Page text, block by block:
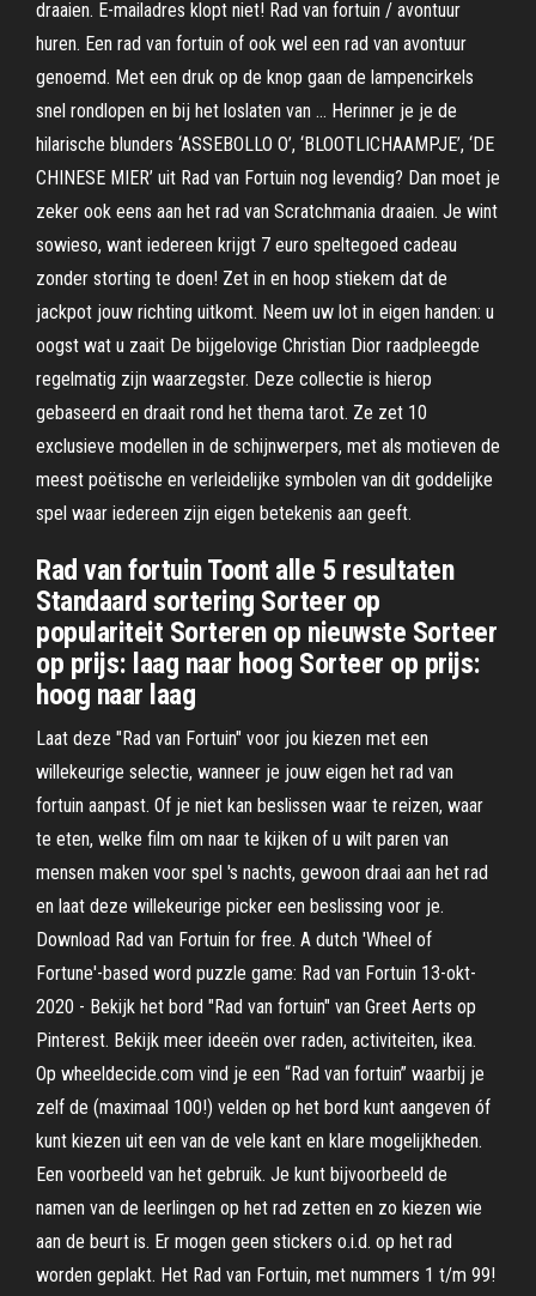
draaien. E-mailadres klopt niet! Rad van fortuin / avontuur
huren. Een rad van fortuin of ook wel een rad van avontuur
genoemd. Met een druk op de knop gaan de lampencirkels
snel rondlopen en bij het loslaten van … Herinner je je de
hilarische blunders ‘ASSEBOLLO O’, ‘BLOOTLICHAAMPJE’, ‘DE
CHINESE MIER’ uit Rad van Fortuin nog levendig? Dan moet je
zeker ook eens aan het rad van Scratchmania draaien. Je wint
sowieso, want iedereen krijgt 7 euro speltegoed cadeau
zonder storting te doen! Zet in en hoop stiekem dat de
jackpot jouw richting uitkomt. Neem uw lot in eigen handen: u
oogst wat u zaait De bijgelovige Christian Dior raadpleegde
regelmatig zijn waarzegster. Deze collectie is hierop
gebaseerd en draait rond het thema tarot. Ze zet 10
exclusieve modellen in de schijnwerpers, met als motieven de
meest poëtische en verleidelijke symbolen van dit goddelijke
spel waar iedereen zijn eigen betekenis aan geeft.
Rad van fortuin Toont alle 5 resultaten
Standaard sortering Sorteer op
populariteit Sorteren op nieuwste Sorteer
op prijs: laag naar hoog Sorteer op prijs:
hoog naar laag
Laat deze "Rad van Fortuin" voor jou kiezen met een
willekeurige selectie, wanneer je jouw eigen het rad van
fortuin aanpast. Of je niet kan beslissen waar te reizen, waar
te eten, welke film om naar te kijken of u wilt paren van
mensen maken voor spel 's nachts, gewoon draai aan het rad
en laat deze willekeurige picker een beslissing voor je.
Download Rad van Fortuin for free. A dutch 'Wheel of
Fortune'-based word puzzle game: Rad van Fortuin 13-okt-
2020 - Bekijk het bord "Rad van fortuin" van Greet Aerts op
Pinterest. Bekijk meer ideeën over raden, activiteiten, ikea.
Op wheeldecide.com vind je een “Rad van fortuin” waarbij je
zelf de (maximaal 100!) velden op het bord kunt aangeven óf
kunt kiezen uit een van de vele kant en klare mogelijkheden.
Een voorbeeld van het gebruik. Je kunt bijvoorbeeld de
namen van de leerlingen op het rad zetten en zo kiezen wie
aan de beurt is. Er mogen geen stickers o.i.d. op het rad
worden geplakt. Het Rad van Fortuin, met nummers 1 t/m 99!